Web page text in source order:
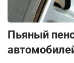
Пьяный